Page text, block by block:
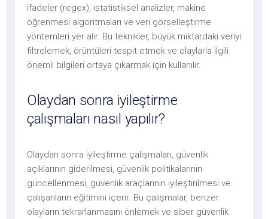
ifadeler (regex), istatistiksel analizler, makine
öğrenmesi algoritmaları ve veri görselleştirme
yöntemleri yer alır. Bu teknikler, büyük miktardaki veriyi
filtrelemek, örüntüleri tespit etmek ve olaylarla ilgili
önemli bilgileri ortaya çıkarmak için kullanılır.
Olaydan sonra iyileştirme
çalışmaları nasıl yapılır?
Olaydan sonra iyileştirme çalışmaları, güvenlik
açıklarının giderilmesi, güvenlik politikalarının
güncellenmesi, güvenlik araçlarının iyileştirilmesi ve
çalışanların eğitimini içerir. Bu çalışmalar, benzer
olayların tekrarlanmasını önlemek ve siber güvenlik